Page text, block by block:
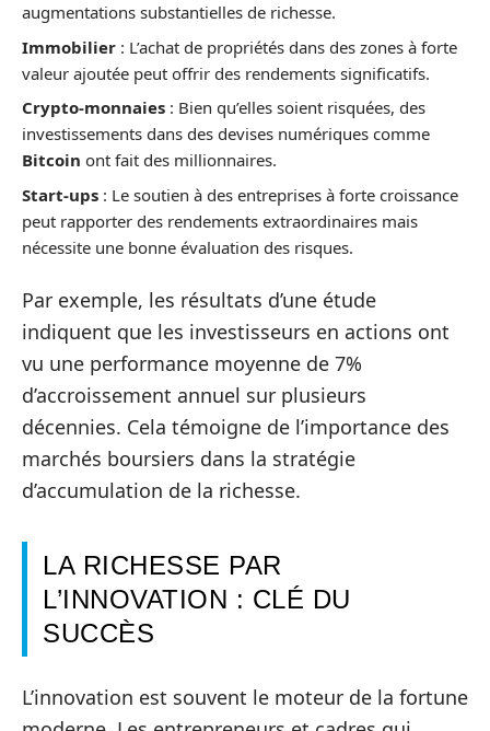
augmentations substantielles de richesse.
Immobilier : L’achat de propriétés dans des zones à forte
valeur ajoutée peut offrir des rendements significatifs.
Crypto-monnaies : Bien qu’elles soient risquées, des
investissements dans des devises numériques comme
Bitcoin ont fait des millionnaires.
Start-ups : Le soutien à des entreprises à forte croissance
peut rapporter des rendements extraordinaires mais
nécessite une bonne évaluation des risques.
Par exemple, les résultats d’une étude
indiquent que les investisseurs en actions ont
vu une performance moyenne de 7%
d’accroissement annuel sur plusieurs
décennies. Cela témoigne de l’importance des
marchés boursiers dans la stratégie
d’accumulation de la richesse.
LA RICHESSE PAR
L’INNOVATION : CLÉ DU
SUCCÈS
L’innovation est souvent le moteur de la fortune